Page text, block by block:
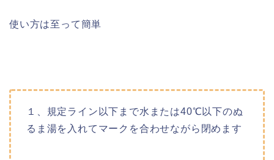
使い方は至って簡単
１、規定ライン以下まで水または40℃以下のぬ
るま湯を入れてマークを合わせながら閉めます